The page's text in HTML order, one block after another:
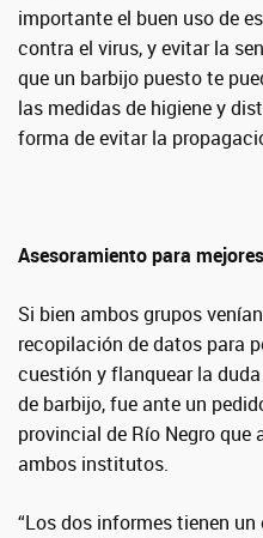
importante el buen uso de
contra el virus, y evitar la
que un barbijo puesto te
las medidas de higiene y
forma de evitar la
Asesoramiento para
Si bien ambos grupos
recopilación de datos para
cuestión y flanquear la
de barbijo, fue ante un
provincial de Río Negro que
ambos institutos.
“Los dos informes tienen